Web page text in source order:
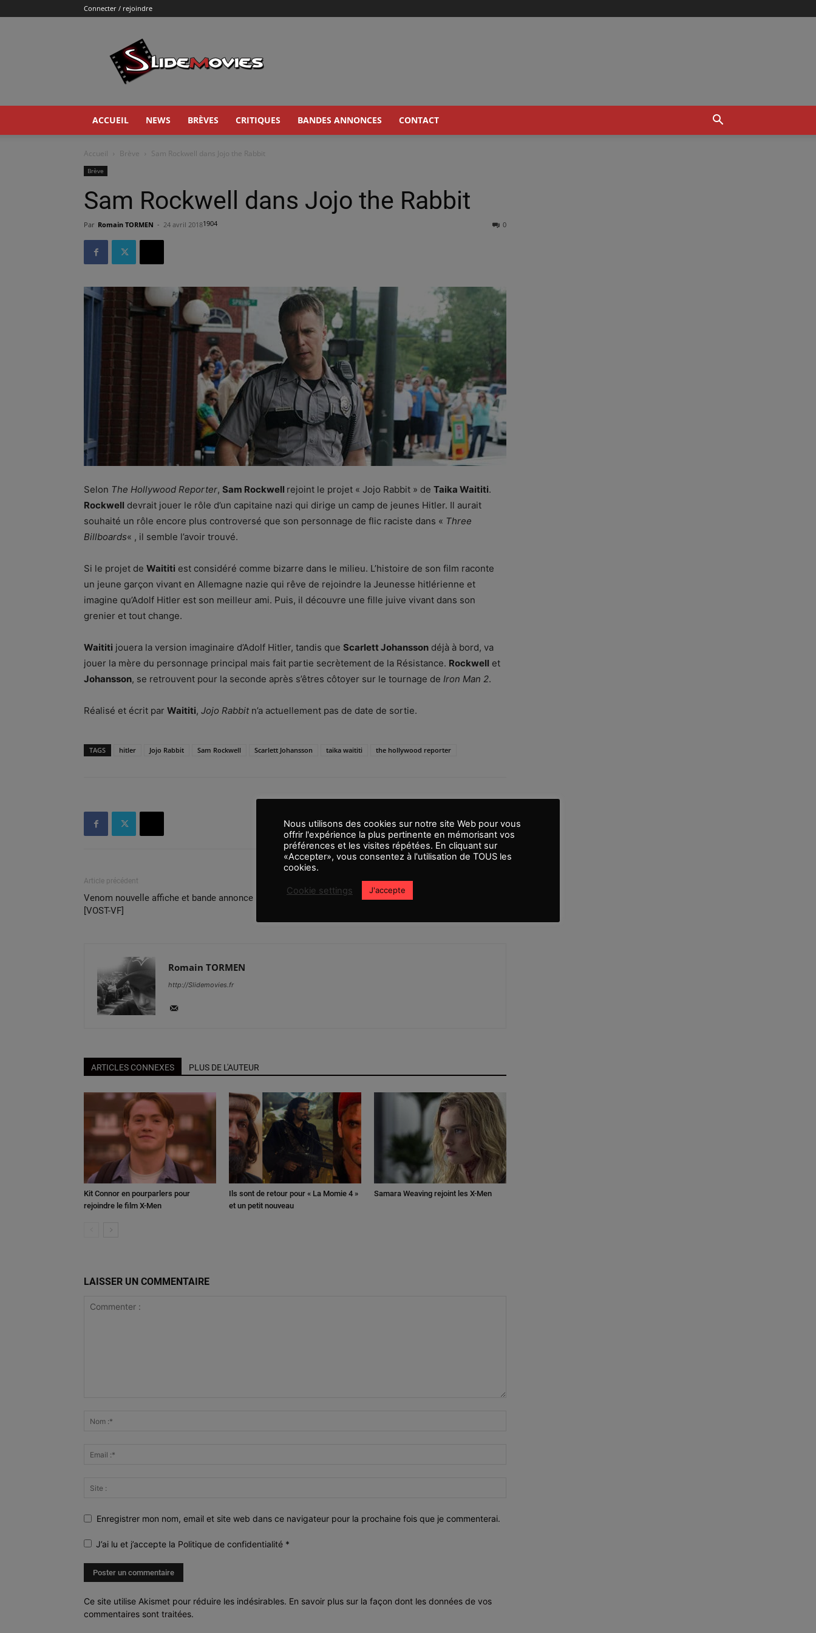
Connecter / rejoindre
ACCUEIL NEWS BRÈVES CRITIQUES BANDES ANNONCES CONTACT
Accueil Brève Sam Rockwell dans Jojo the Rabbit
Brève
Sam Rockwell dans Jojo the Rabbit
Par Romain TORMEN - 24 avril 2018 0
1904
Selon The Hollywood Reporter, Sam Rockwell rejoint le projet « Jojo Rabbit » de Taika Waititi.
Rockwell devrait jouer le rôle d’un capitaine nazi qui dirige un camp de jeunes Hitler. Il aurait
souhaité un rôle encore plus controversé que son personnage de flic raciste dans « Three
Billboards« , il semble l’avoir trouvé.
Si le projet de Waititi est considéré comme bizarre dans le milieu. L’histoire de son film raconte
un jeune garçon vivant en Allemagne nazie qui rêve de rejoindre la Jeunesse hitlérienne et
imagine qu’Adolf Hitler est son meilleur ami. Puis, il découvre une fille juive vivant dans son
grenier et tout change.
Waititi jouera la version imaginaire d’Adolf Hitler, tandis que Scarlett Johansson déjà à bord, va
jouer la mère du personnage principal mais fait partie secrètement de la Résistance. Rockwell et
Johansson, se retrouvent pour la seconde après s’êtres côtoyer sur le tournage de Iron Man 2.
Réalisé et écrit par Waititi, Jojo Rabbitn’a actuellement pas de date de sortie.
TAGS hitler Jojo Rabbit Sam Rockwell Scarlett Johansson taika waititi the hollywood reporter
Article précédent
Venom nouvelle affiche et bande annonce
[VOST-VF]
« Jumanji 3 » est officiellement confirmé !
Romain TORMEN
http://Slidemovies.fr
ARTICLES CONNEXES PLUS DE L'AUTEUR
Kit Connor en pourparlers pour
rejoindre le film X-Men
Ils sont de retour pour « La Momie 4 »
et un petit nouveau
Samara Weaving rejoint les X-Men
LAISSER UN COMMENTAIRE
Enregistrer mon nom, email et site web dans ce navigateur pour la prochaine fois que je commenterai.
J’ai lu et j’accepte la Politique de confidentialité *
Ce site utilise Akismet pour réduire les indésirables. En savoir plus sur la façon dont les données de vos
commentaires sont traitées.
Nous utilisons des cookies sur notre site Web pour vous
offrir l'expérience la plus pertinente en mémorisant vos
préférences et les visites répétées. En cliquant sur
«Accepter», vous consentez à l'utilisation de TOUS les
cookies.
Cookie settings J'accepte